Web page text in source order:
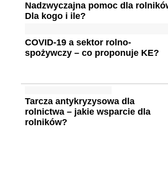
Nadzwyczajna pomoc dla
Dla kogo i ile?
COVID-19 a sektor rolno-
spożywczy – co proponuje KE?
Tarcza antykryzysowa dla
rolnictwa – jakie wsparcie dla
rolników?